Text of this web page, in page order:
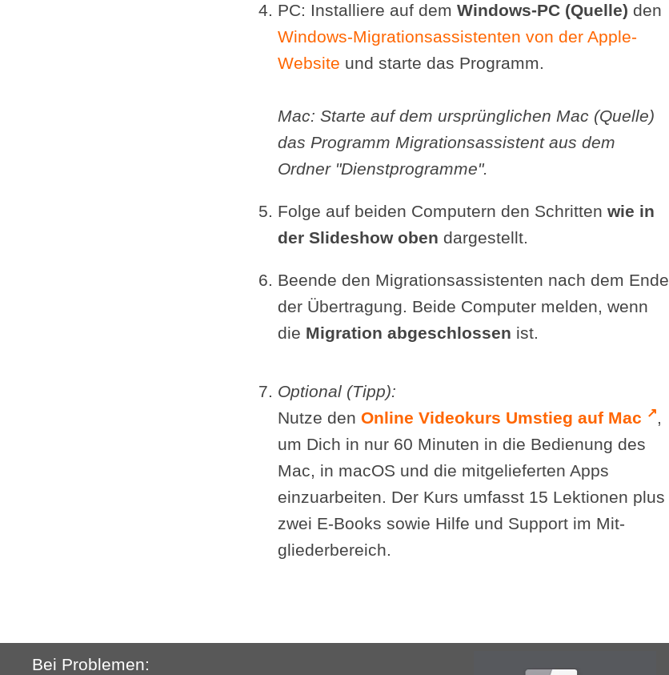
PC: Installiere auf dem Windows-PC (Quelle) den
Windows-Migrations­assistenten von der Apple-
Website und starte das Programm.
Mac: Starte auf dem ursprünglichen Mac (Quelle)
das Programm Migrationsassistent aus dem
Ordner "Dienst­programme".
Folge auf beiden Computern den Schritten wie in
der Slideshow oben dargestellt.
Beende den Migrations­assistenten nach dem Ende
der Übertragung. Beide Computer melden, wenn
die Migration abgeschlossen ist.
Optional (Tipp):
Nutze den Online Videokurs Umstieg auf Mac ↗️,
um Dich in nur 60 Minuten in die Bedienung des
Mac, in macOS und die mit­geliefer­ten Apps
einzuarbeiten. Der Kurs umfasst 15 Lektionen plus
zwei E-Books sowie Hilfe und Support im Mit­
glieder­bereich.
Bei Problemen: